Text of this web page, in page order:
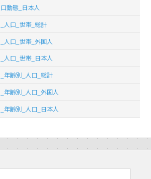
動態_日本人
人口_世帯_総計
人口_世帯_外国人
人口_世帯_日本人
年齢別_人口_総計
年齢別_人口_外国人
年齢別_人口_日本人